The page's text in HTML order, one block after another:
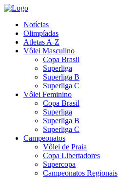
Notícias
Olimpíadas
Atletas A-Z
Vôlei Masculino
Copa Brasil
Superliga
Superliga B
Superliga C
Vôlei Feminino
Copa Brasil
Superliga
Superliga B
Superliga C
Campeonatos
Vôlei de Praia
Copa Libertadores
Supercopa
Campeonatos Regionais